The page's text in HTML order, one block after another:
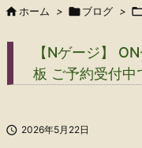
 ホーム > ブログ >
【Nゲージ】
板 ご予約受付中
 2026年5月22日